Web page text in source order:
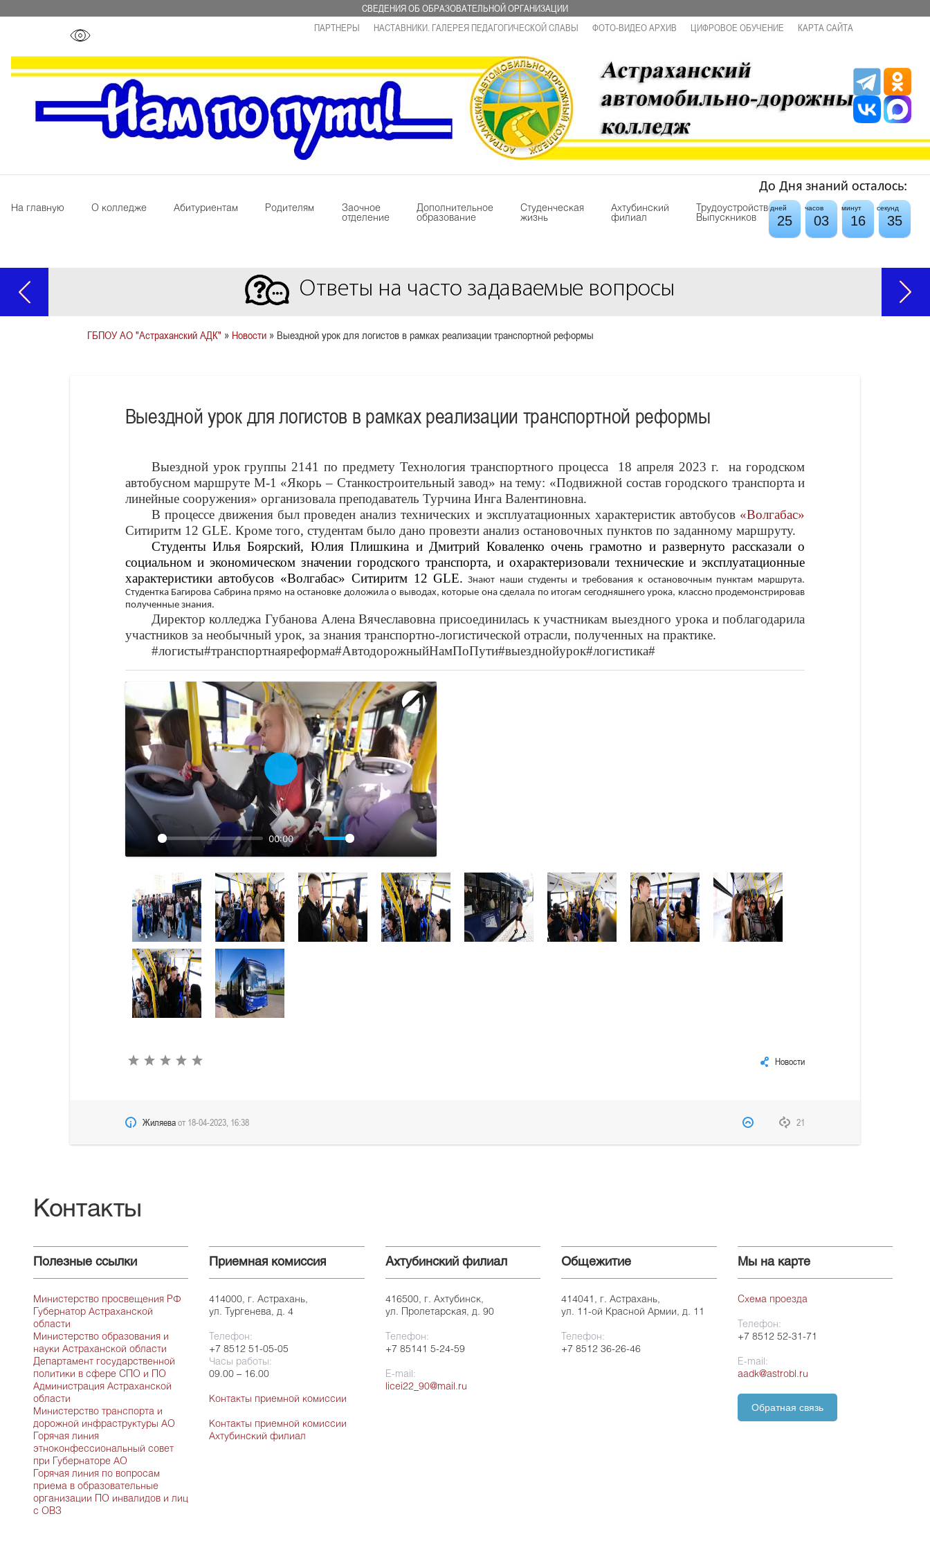
СВЕДЕНИЯ ОБ ОБРАЗОВАТЕЛЬНОЙ ОРГАНИЗАЦИИ
ПАРТНЕРЫ
НАСТАВНИКИ. ГАЛЕРЕЯ ПЕДАГОГИЧЕСКОЙ СЛАВЫ ФОТО-ВИДЕО АРХИВ ЦИФРОВОЕ ОБУЧЕНИЕ КАРТА САЙТА
На главную О колледже Абитуриентам Родителям
Заочное
отделение
Дополнительное
образование
Студенческая
жизнь
Ахтубинский
филиал
Трудоустройство
Выпускников
До Дня знаний осталось:
дней часов минут секунд
25 03 16 34
Ответы на часто задаваемые вопросы
ГБПОУ АО "Астраханский АДК" » Новости» Выездной урок для логистов в рамках реализации транспортной реформы
Выездной урок для логистов в рамках реализации транспортной реформы
Выездной урок группы 2141 по предмету Технология транспортного процесса 18 апреля 2023 г. на городском
автобусном маршруте М-1 «Якорь – Станкостроительный завод» на тему: «Подвижной состав городского транспорта и
линейные сооружения» организовала преподаватель Турчина Инга Валентиновна.
В процессе движения был проведен анализ технических и эксплуатационных характеристик автобусов «Волгабас»
Ситиритм 12 GLE. Кроме того, студентам было дано провезти анализ остановочных пунктов по заданному маршруту.
Студенты Илья Боярский, Юлия Плишкина и Дмитрий Коваленко очень грамотно и развернуто рассказали о
социальном и экономическом значении городского транспорта, и охарактеризовали технические и эксплуатационные
характеристики автобусов «Волгабас» Ситиритм 12 GLE. Знают наши студенты и требования к остановочным пунктам маршрута.
Студентка Багирова Сабрина прямо на остановке доложила о выводах, которые она сделала по итогам сегодняшнего урока, классно продемонстрировав
полученные знания.
Директор колледжа Губанова Алена Вячеславовна присоединилась к участникам выездного урока и поблагодарила
участников за необычный урок, за знания транспортно-логистической отрасли, полученных на практике.
#логисты#транспортнаяреформа#АвтодорожныйНамПоПути#выезднойурок#логистика#
00:00
Воспроизвести
Новости
21
Жиляеваот 18-04-2023, 16:38
Контакты
Полезные ссылки
Министерство просвещения РФ
Губернатор Астраханской
области
Министерство образования и
науки Астраханской области
Департамент государственной
политики в сфере СПО и ПО
Администрация Астраханской
области
Министерство транспорта и
дорожной инфраструктуры АО
Горячая линия
этноконфессиональный совет
при Губернаторе АО
Горячая линия по вопросам
приема в образовательные
организации ПО инвалидов и лиц
с ОВЗ
Приемная комиссия
414000, г. Астрахань,
ул. Тургенева, д. 4
Телефон:
+7 8512 51-05-05
Часы работы:
09.00 – 16.00
Контакты приемной комиссии
Контакты приемной комиссии
Ахтубинский филиал
Ахтубинский филиал
416500, г. Ахтубинск,
ул. Пролетарская, д. 90
Телефон:
+7 85141 5-24-59
E-mail:
licei22_90@mail.ru
Общежитие
414041, г. Астрахань,
ул. 11-ой Красной Армии, д. 11
Телефон:
+7 8512 36-26-46
Мы на карте
Схема проезда
Телефон:
+7 8512 52-31-71
E-mail:
aadk@astrobl.ru
Обратная связь